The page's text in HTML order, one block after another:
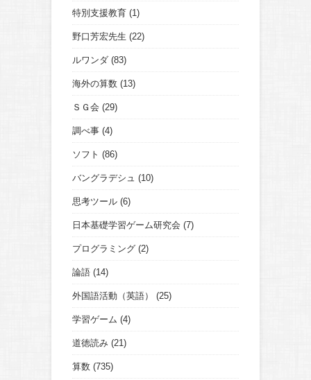
特別支援教育 (1)
野口芳宏先生 (22)
ルワンダ (83)
海外の算数 (13)
ＳＧ会 (29)
調べ事 (4)
ソフト (86)
バングラデシュ (10)
思考ツール (6)
日本基礎学習ゲーム研究会 (7)
プログラミング (2)
論語 (14)
外国語活動（英語） (25)
学習ゲーム (4)
道徳読み (21)
算数 (735)